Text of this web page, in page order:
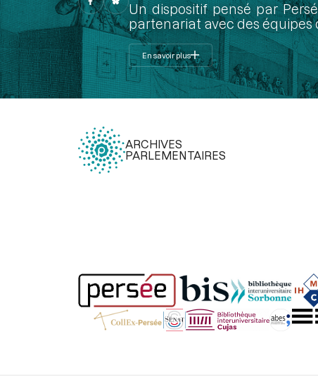
Un dispositif pensé par
partenariat avec des équipes
En savoir plus
ARCHIVES
PARLEMENTAIRES
Légal